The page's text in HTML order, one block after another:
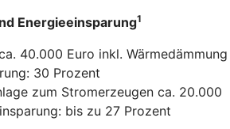
Energieeinsparung1
40.000 Euro inkl. Wärmedämmung
30 Prozent
zum Stromerzeugen ca. 20.000
bis zu 27 Prozent